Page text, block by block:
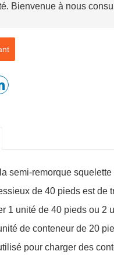
Bienvenue à nous
semi-remorque squelette
de 40 pieds est de
1 unité de 40 pieds ou 2
de conteneur de 20
pour charger des